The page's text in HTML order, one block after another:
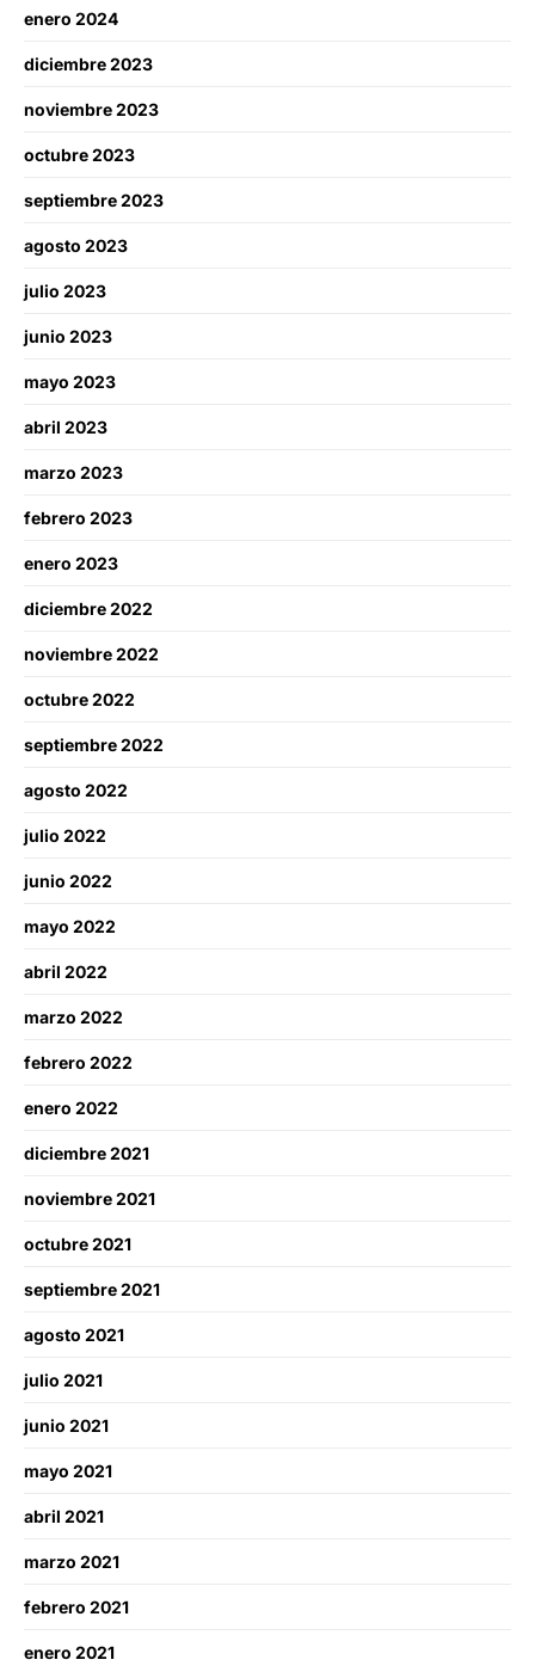
enero 2024
diciembre 2023
noviembre 2023
octubre 2023
septiembre 2023
agosto 2023
julio 2023
junio 2023
mayo 2023
abril 2023
marzo 2023
febrero 2023
enero 2023
diciembre 2022
noviembre 2022
octubre 2022
septiembre 2022
agosto 2022
julio 2022
junio 2022
mayo 2022
abril 2022
marzo 2022
febrero 2022
enero 2022
diciembre 2021
noviembre 2021
octubre 2021
septiembre 2021
agosto 2021
julio 2021
junio 2021
mayo 2021
abril 2021
marzo 2021
febrero 2021
enero 2021